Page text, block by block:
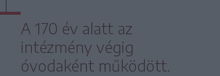
A 170 év alatt az
intézmény végig
óvodaként működött.